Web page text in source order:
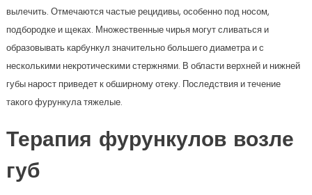
вылечить. Отмечаются частые рецидивы, особенно под носом,
подбородке и щеках. Множественные чирья могут сливаться и
образовывать карбункул значительно большего диаметра и с
несколькими некротическими стержнями. В области верхней и нижней
губы нарост приведет к обширному отеку. Последствия и течение
такого фурункула тяжелые.
Терапия фурункулов возле
губ